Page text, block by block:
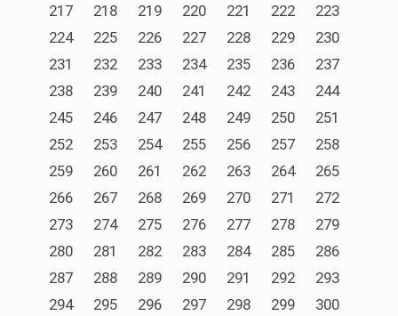
217
218 219 220 221 222
223
224
225 226 227 228 229
230
231
232 233 234 235 236
237
238
239 240 241 242 243
244
245
246 247 248 249 250
251
252
253 254 255 256 257
258
259
260 261 262 263 264
265
266
267 268 269 270 271
272
273
274 275 276 277 278
279
280
281 282 283 284 285
286
287
288 289 290 291 292
293
294
295 296 297 298 299
300